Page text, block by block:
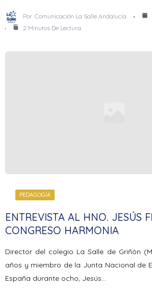
Por Comunicación La Salle Andalucía
2 Minutos De Lectura
PEDAGOGÍA
ENTREVISTA AL HNO. JESÚS
CONGRESO HARMONIA
Director del colegio La Salle de Griñón
años y miembro de la Junta Nacional de
España durante ocho, Jesús…